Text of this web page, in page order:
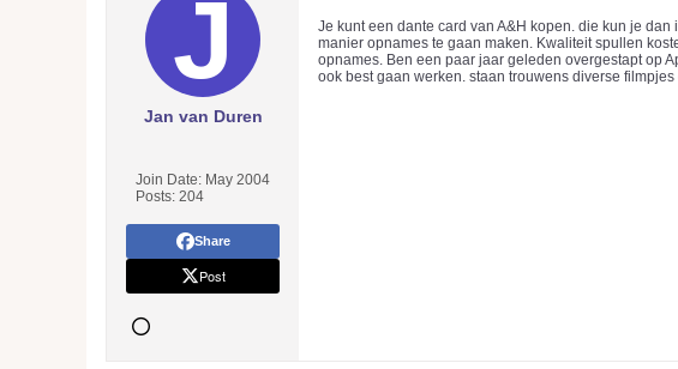
Jan van Duren
Join Date: May 2004
Posts: 204
Share
Post
Je kunt een dante card van A&H kopen. die kun je
manier opnames te gaan maken. Kwaliteit spullen
opnames. Ben een paar jaar geleden overgestapt op
ook best gaan werken. staan trouwens diverse